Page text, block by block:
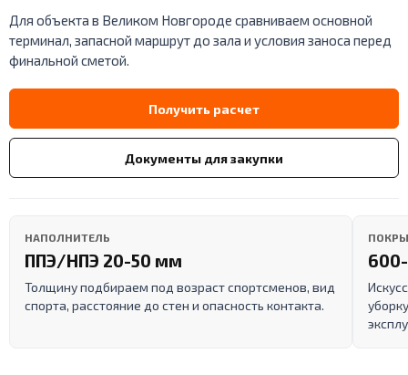
Для объекта в Великом Новгороде сравниваем основной
терминал, запасной маршрут до зала и условия заноса перед
финальной сметой.
Получить расчет
Документы для закупки
НАПОЛНИТЕЛЬ
ППЭ/НПЭ 20-50 мм
Толщину подбираем под возраст спортсменов, вид
спорта, расстояние до стен и опасность контакта.